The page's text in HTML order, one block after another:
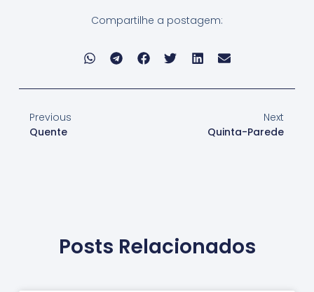
Compartilhe a postagem:
Previous
Quente
Next
Quinta-Parede
Posts Relacionados